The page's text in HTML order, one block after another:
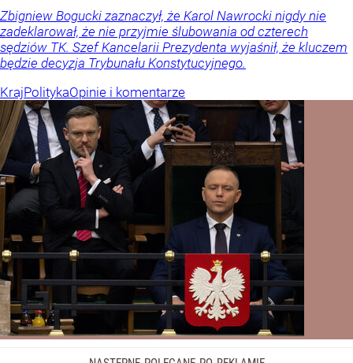
Zbigniew Bogucki zaznaczył, że Karol Nawrocki nigdy nie
zadeklarował, że nie przyjmie ślubowania od czterech
sędziów TK. Szef Kancelarii Prezydenta wyjaśnił, że kluczem
będzie decyzja Trybunału Konstytucyjnego.
KrajPolitykaOpinie i komentarze